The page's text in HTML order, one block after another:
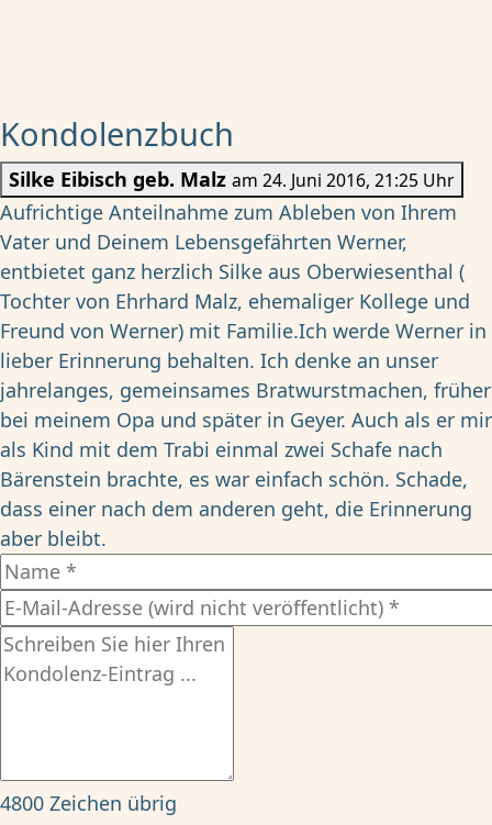
Kondolenzbuch
Silke Eibisch geb. Malz am 24. Juni 2016, 21:25 Uhr
Aufrichtige Anteilnahme zum Ableben von Ihrem
Vater und Deinem Lebensgefährten Werner,
entbietet ganz herzlich Silke aus Oberwiesenthal (
Tochter von Ehrhard Malz, ehemaliger Kollege und
Freund von Werner) mit Familie.Ich werde Werner in
lieber Erinnerung behalten. Ich denke an unser
jahrelanges, gemeinsames Bratwurstmachen, früher
bei meinem Opa und später in Geyer. Auch als er mir
als Kind mit dem Trabi einmal zwei Schafe nach
Bärenstein brachte, es war einfach schön. Schade,
dass einer nach dem anderen geht, die Erinnerung
aber bleibt.
4800 Zeichen übrig